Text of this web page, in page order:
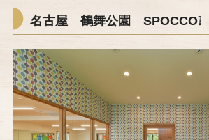
名古屋 鶴舞公園 SPOCCO❕